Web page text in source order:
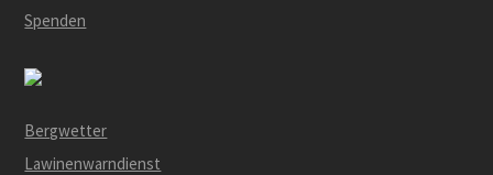
Spenden
Bergwetter
Lawinenwarndienst